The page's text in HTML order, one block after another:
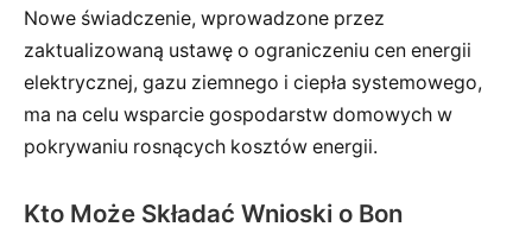
Nowe świadczenie, wprowadzone przez
zaktualizowaną ustawę o ograniczeniu cen energii
elektrycznej, gazu ziemnego i ciepła systemowego,
ma na celu wsparcie gospodarstw domowych w
pokrywaniu rosnących kosztów energii.
Kto Może Składać Wnioski o Bon